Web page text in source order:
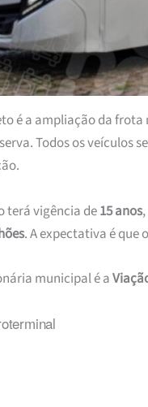
é a ampliação da
Todos os veículos
terá vigência de15 anos
. A expectativa é que
municipal é a